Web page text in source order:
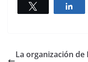
La organización